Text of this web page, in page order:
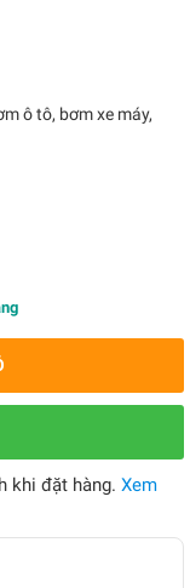
ô tô, bơm xe máy,
khi đặt hàng. Xem